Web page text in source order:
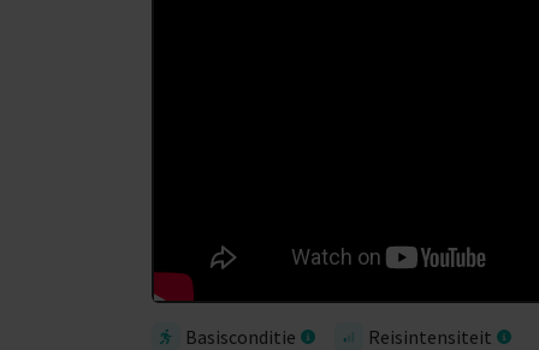
Basisconditie Reisintensiteit